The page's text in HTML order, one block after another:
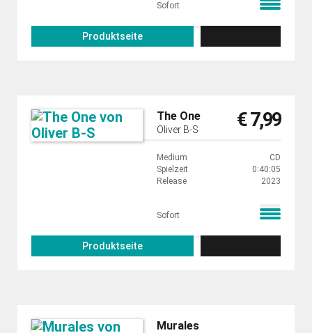
Sofort
Produktseite
The One
Oliver B-S € 7,99
Medium
CD
Spielzeit
0:40:05
Release
2023
Sofort
Produktseite
Murales